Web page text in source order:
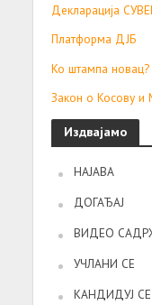
Декларација
Платформа ДЈБ
Ко штампа новац?
Закон о Косову и
Издвајамо
НАЈАВА
ДОГАЂАЈ
ВИДЕО
УЧЛАНИ СЕ
КАНДИДУЈ СЕ